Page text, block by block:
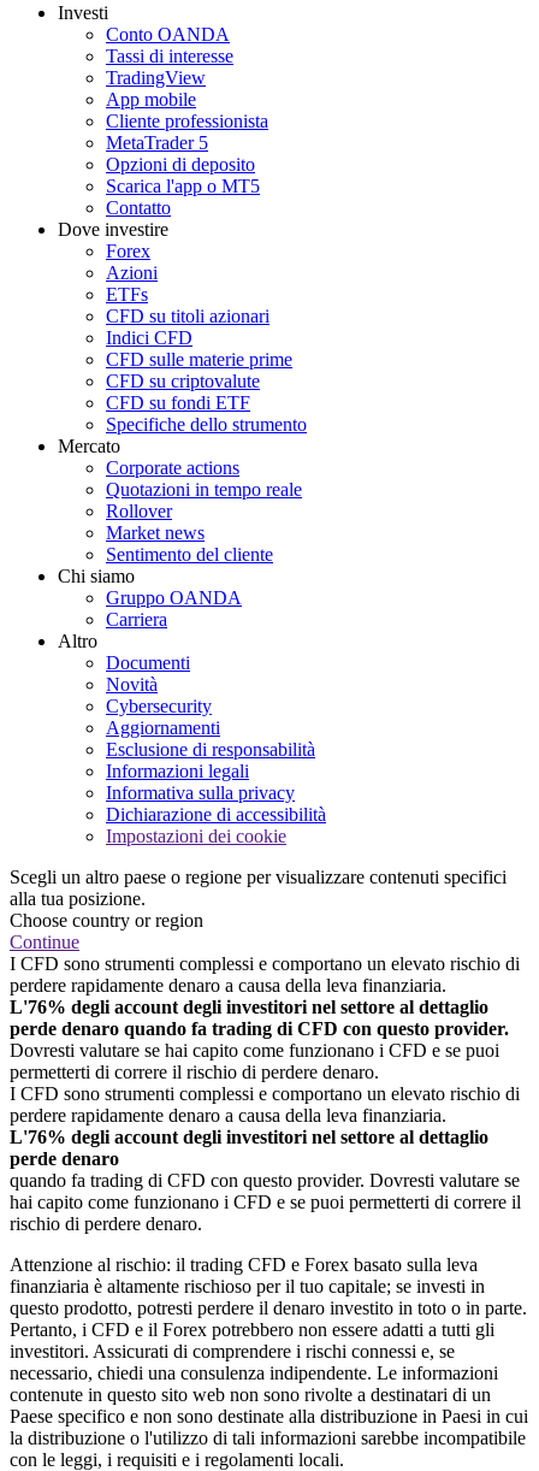
Investi
Conto OANDA
Tassi di interesse
TradingView
App mobile
Cliente professionista
MetaTrader 5
Opzioni di deposito
Scarica l'app o MT5
Contatto
Dove investire
Forex
Azioni
ETFs
CFD su titoli azionari
Indici CFD
CFD sulle materie prime
CFD su criptovalute
CFD su fondi ETF
Specifiche dello strumento
Mercato
Corporate actions
Quotazioni in tempo reale
Rollover
Market news
Sentimento del cliente
Chi siamo
Gruppo OANDA
Carriera
Altro
Documenti
Novità
Cybersecurity
Aggiornamenti
Esclusione di responsabilità
Informazioni legali
Informativa sulla privacy
Dichiarazione di accessibilità
Impostazioni dei cookie
Scegli un altro paese o regione per visualizzare contenuti specifici
alla tua posizione.
Choose country or region
Continue
I CFD sono strumenti complessi e comportano un elevato rischio di
perdere rapidamente denaro a causa della leva finanziaria.
L'76% degli account degli investitori nel settore al dettaglio
perde denaro quando fa trading di CFD con questo provider.
Dovresti valutare se hai capito come funzionano i CFD e se puoi
permetterti di correre il rischio di perdere denaro.
I CFD sono strumenti complessi e comportano un elevato rischio di
perdere rapidamente denaro a causa della leva finanziaria.
L'76% degli account degli investitori nel settore al dettaglio
perde denaro
quando fa trading di CFD con questo provider. Dovresti valutare se
hai capito come funzionano i CFD e se puoi permetterti di correre il
rischio di perdere denaro.
Attenzione al rischio: il trading CFD e Forex basato sulla leva
finanziaria è altamente rischioso per il tuo capitale; se investi in
questo prodotto, potresti perdere il denaro investito in toto o in parte.
Pertanto, i CFD e il Forex potrebbero non essere adatti a tutti gli
investitori. Assicurati di comprendere i rischi connessi e, se
necessario, chiedi una consulenza indipendente. Le informazioni
contenute in questo sito web non sono rivolte a destinatari di un
Paese specifico e non sono destinate alla distribuzione in Paesi in cui
la distribuzione o l'utilizzo di tali informazioni sarebbe incompatibile
con le leggi, i requisiti e i regolamenti locali.